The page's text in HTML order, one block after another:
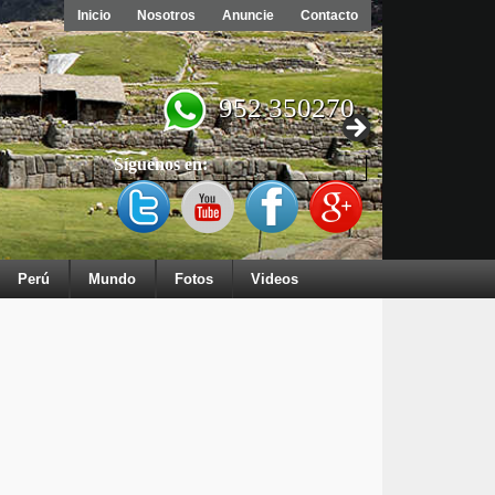
Inicio Nosotros Anuncie Contacto
952 350270
Síguenos en:
Perú Mundo Fotos Videos